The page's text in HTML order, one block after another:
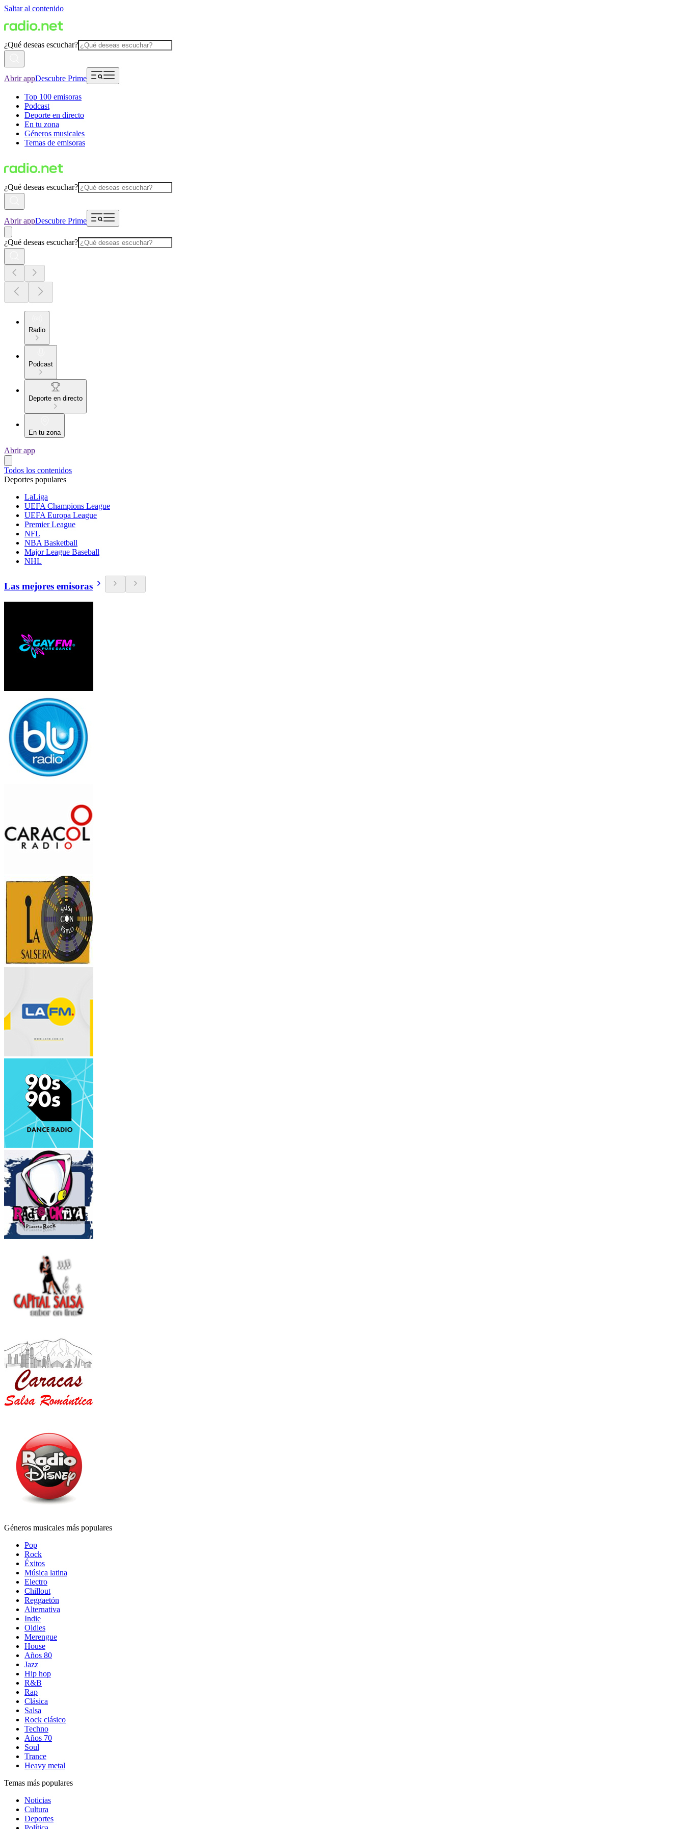
Saltar al contenido
¿Qué deseas escuchar?
Abrir appDescubre Prime
Top 100 emisoras
Podcast
Deporte en directo
En tu zona
Géneros musicales
Temas de emisoras
¿Qué deseas escuchar?
Abrir appDescubre Prime
¿Qué deseas escuchar?
Radio
Podcast
Deporte en directo
En tu zona
Abrir app
Todos los contenidos
Deportes populares
LaLiga
UEFA Champions League
UEFA Europa League
Premier League
NFL
NBA Basketball
Major League Baseball
NHL
Las mejores emisoras
Géneros musicales más populares
Pop
Rock
Éxitos
Música latina
Electro
Chillout
Reggaetón
Alternativa
Indie
Oldies
Merengue
House
Años 80
Jazz
Hip hop
R&B
Rap
Clásica
Salsa
Rock clásico
Techno
Años 70
Soul
Trance
Heavy metal
Temas más populares
Noticias
Cultura
Deportes